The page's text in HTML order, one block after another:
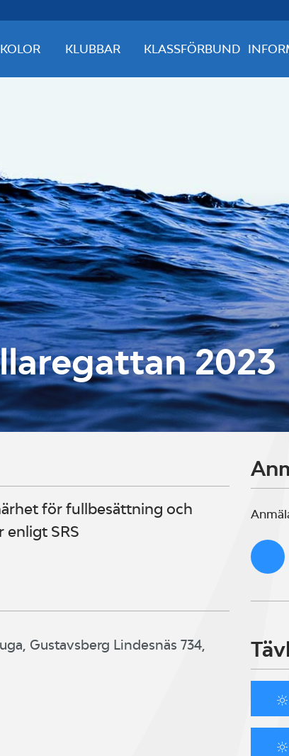
KLUBBAR KLASSFÖRBUND
2023
för fullbesättning och
enligt SRS
Gustavsberg Lindesnäs 734,